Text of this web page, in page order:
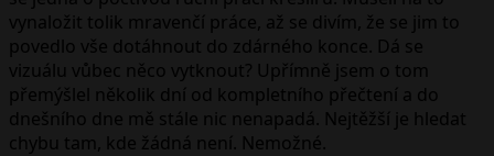
vynaložit tolik mravenčí práce, až se divím, že se jim to
povedlo vše dotáhnout do zdárného konce. Dá se
vizuálu vůbec něco vytknout? Upřímně jsem o tom
přemýšlel několik dní od kompletního přečtení a do
dnešního dne mě stále nic nenapadá. Nejtěžší je hledat
chybu tam, kde žádná není. Nemožné.